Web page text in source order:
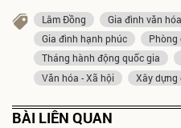
Lâm Đồng Gia đình văn hóa
Gia đình hạnh phúc
Phòng
Tháng hành động quốc gia
Văn hóa - Xã hội
Xây dựng
BÀI LIÊN QUAN